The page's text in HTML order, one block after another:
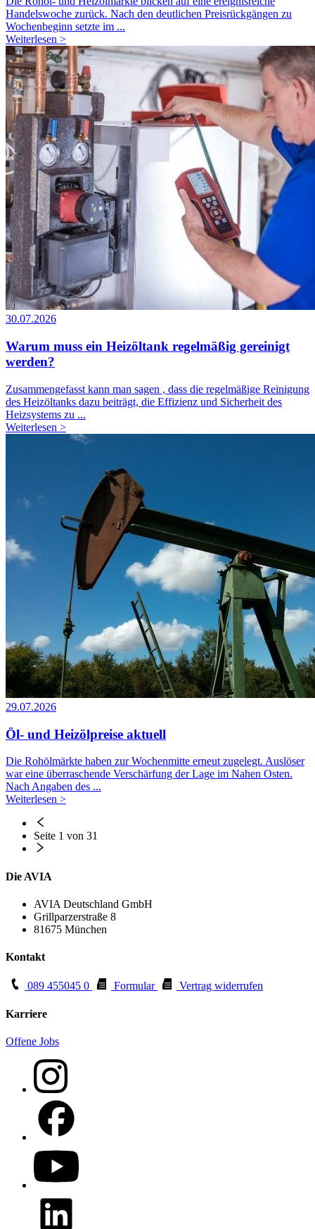
Handelswoche zurück. Nach den deutlichen Preisrückgängen zu
Wochenbeginn setzte im ...
Weiterlesen >
30.07.2026
Warum muss ein Heizöltank regelmäßig gereinigt
werden?
Zusammengefasst kann man sagen , dass die regelmäßige Reinigung
des Heizöltanks dazu beiträgt, die Effizienz und Sicherheit des
Heizsystems zu ...
Weiterlesen >
29.07.2026
Öl- und Heizölpreise aktuell
Die Rohölmärkte haben zur Wochenmitte erneut zugelegt. Auslöser
war eine überraschende Verschärfung der Lage im Nahen Osten.
Nach Angaben des ...
Weiterlesen >
Seite 1 von 31
Die AVIA
AVIA Deutschland GmbH
Grillparzerstraße 8
81675 München
Kontakt
089 455045 0 Formular Vertrag widerrufen
Karriere
Offene Jobs